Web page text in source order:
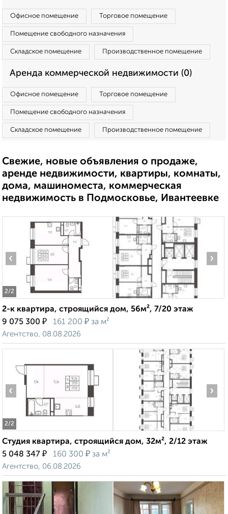
Офисное помещение Торговое помещение
Помещение свободного назначения
Складское помещение Производственное помещение
Аренда коммерческой недвижимости (0)
Офисное помещение Торговое помещение
Помещение свободного назначения
Складское помещение Производственное помещение
Свежие, новые объявления о продаже,
аренде недвижимости, квартиры, комнаты,
дома, машиноместа, коммерческая
недвижимость в Подмосковье, Ивантеевке
2/2
‹ ›
2-к квартира, строящийся дом, 56м², 7/20 этаж
9 075 300 ₽ 161 200 ₽ за м²
Агентство, 08.08.2026
2/2
‹ ›
Студия квартира, строящийся дом, 32м², 2/12 этаж
5 048 347 ₽ 160 300 ₽ за м²
Агентство, 06.08.2026